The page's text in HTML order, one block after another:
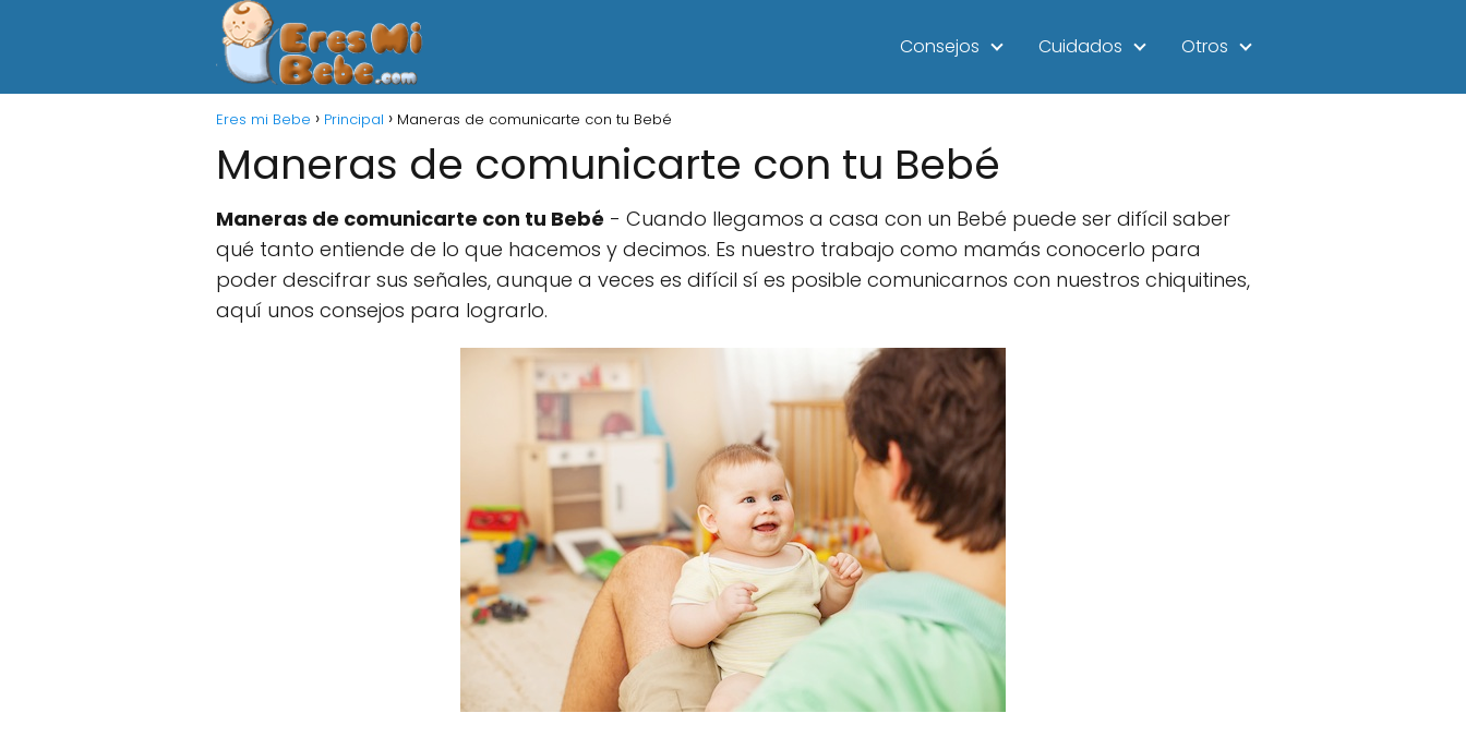
Consejos Cuidados Otros
Eres mi Bebe Principal Maneras de comunicarte con tu Bebé
Maneras de comunicarte con tu Bebé
Maneras de comunicarte con tu Bebé - Cuando llegamos a casa con un Bebé puede ser difícil saber
qué tanto entiende de lo que hacemos y decimos. Es nuestro trabajo como mamás conocerlo para
poder descifrar sus señales, aunque a veces es difícil sí es posible comunicarnos con nuestros chiquitines,
aquí unos consejos para lograrlo.